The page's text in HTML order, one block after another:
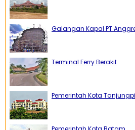
Galangan Kapal PT
Terminal Ferry Berakit
Pemerintah Kota